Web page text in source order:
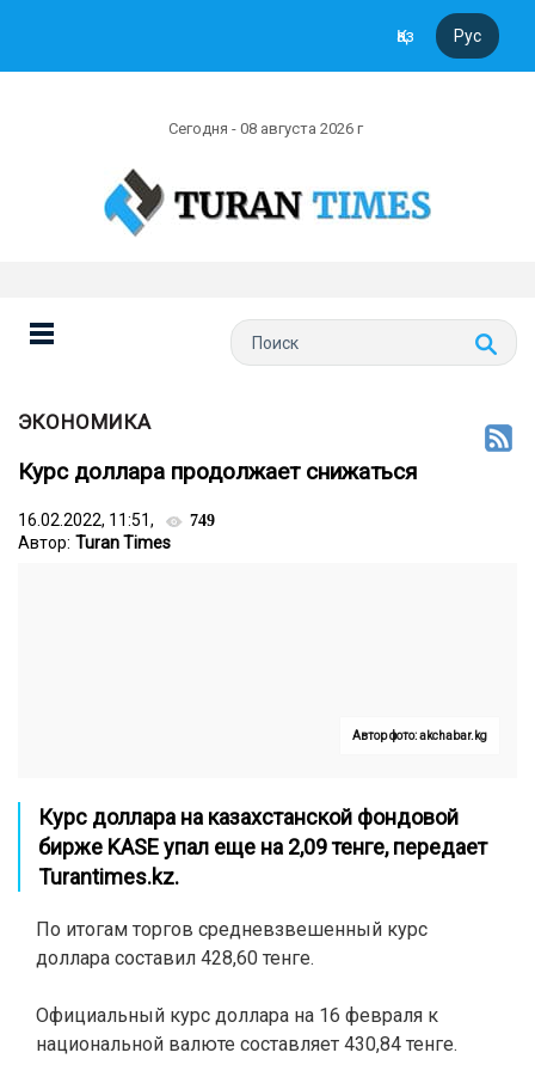
Қаз Рус
Сегодня - 08 августа 2026 г
ЭКОНОМИКА
Курс доллара продолжает снижаться
16.02.2022, 11:51, 749
Автор: Turan Times
Автор фото: akchabar.kg
Курс доллара на казахстанской фондовой
бирже KASE упал еще на 2,09 тенге, передает
Turantimes.kz.
По итогам торгов средневзвешенный курс
доллара составил 428,60 тенге.
Официальный курс доллара на 16 февраля к
национальной валюте составляет 430,84 тенге.